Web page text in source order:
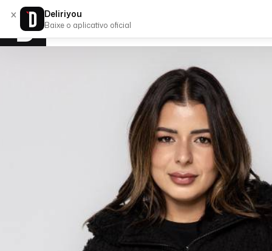
× Deliriyou
Baixe o aplicativo oficial